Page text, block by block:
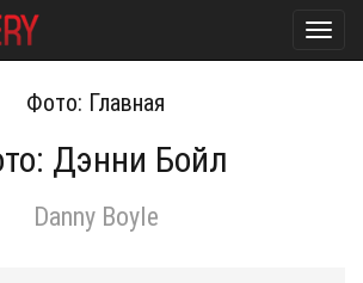
Фото: Главная
Дэнни Бойл
Danny Boyle